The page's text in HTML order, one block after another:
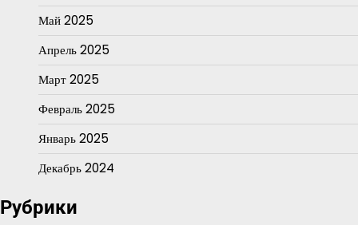
Май 2025
Апрель 2025
Март 2025
Февраль 2025
Январь 2025
Декабрь 2024
Рубрики